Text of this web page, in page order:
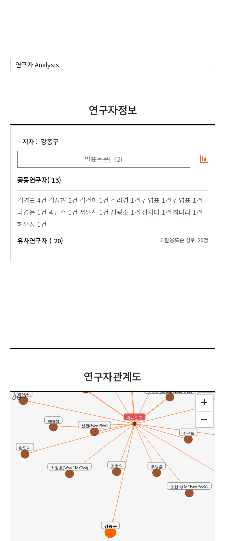
연구자정보
저자
강종구
발표논문( 42)
공동연구자( 13)
김영표 4건 김정현 2건 김건희 1건 김라경 1건 김영표 1건 김영표 1건
나경은 1건 박남수 1건 서유진 1건 정광조 1건 정지미 1건 최나리 1건
허유성 1건
유사연구자 ( 20)
※활용도순 상위 20명
연구자관계도
강종구
박신준
박태성
설정덕
신원(Won Shin)
우병훈
우병훈(Byung-Hoon Woo)
조현숙
조현숙(Jo Hyun Sook)
주은솔
최원호(Won-Ho Choi)
최진영(Choi Jin-Young)
황민지
강종구
유사연구